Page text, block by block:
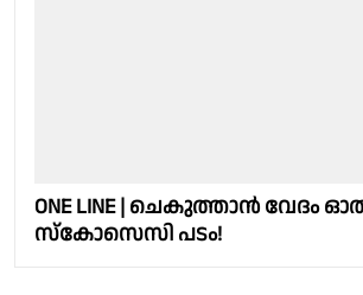
ONE LINE | ചെകുത്താൻ വേദം
സ്കോസെസി പടം!